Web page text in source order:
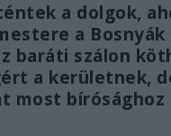
a dolgok,
a
baráti szálon
a kerületnek,
most